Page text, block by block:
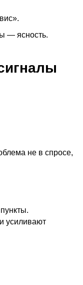
— ясность.
не в спросе,
усиливают